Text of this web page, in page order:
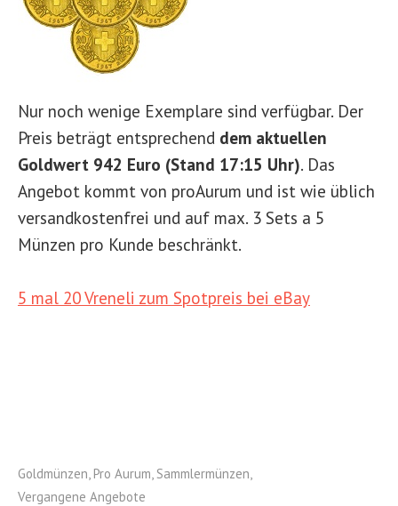
Nur noch wenige Exemplare sind verfügbar. Der
Preis beträgt entsprechend dem aktuellen
Goldwert 942 Euro (Stand 17:15 Uhr). Das
Angebot kommt von proAurum und ist wie üblich
versandkostenfrei und auf max. 3 Sets a 5
Münzen pro Kunde beschränkt.
5 mal 20 Vreneli zum Spotpreis bei eBay
Goldmünzen, Pro Aurum, Sammlermünzen,
Vergangene Angebote